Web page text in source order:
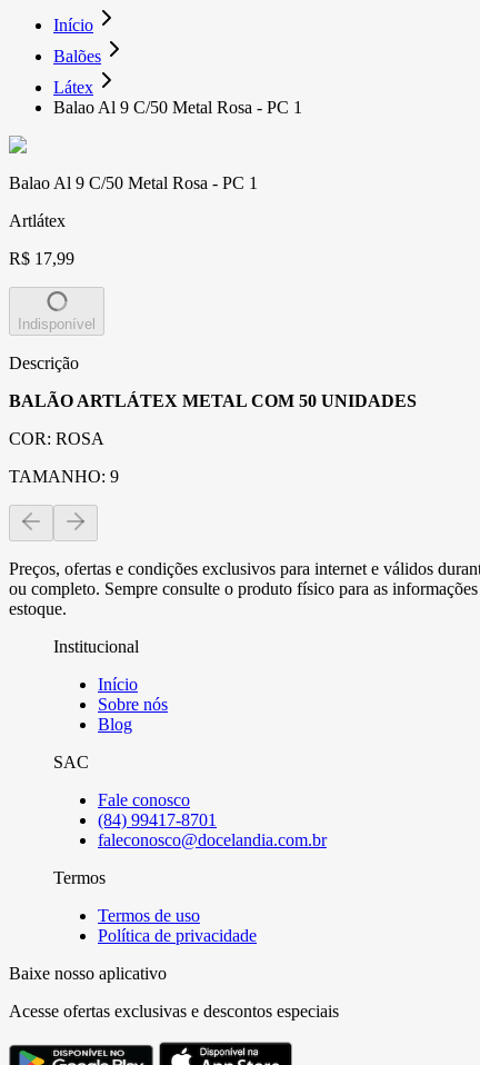
Início
Balões
Látex
Balao Al 9 C/50 Metal Rosa - PC 1
Balao Al 9 C/50 Metal Rosa - PC 1
Artlátex
R$ 17,99
Indisponível
Descrição
BALÃO ARTLÁTEX METAL COM 50 UNIDADES
COR: ROSA
TAMANHO: 9
Preços, ofertas e condições exclusivos para internet e válidos
ou completo. Sempre consulte o produto físico para as
estoque.
Institucional
Início
Sobre nós
Blog
SAC
Fale conosco
(84) 99417-8701
faleconosco@docelandia.com.br
Termos
Termos de uso
Política de privacidade
Baixe nosso aplicativo
Acesse ofertas exclusivas e descontos especiais